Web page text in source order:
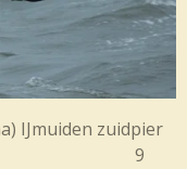
IJmuiden zuidpier
9